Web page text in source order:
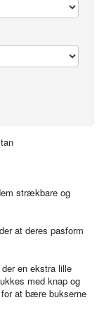
strækbare og
at deres pasform
en ekstra lille
med knap og
at bære bukserne